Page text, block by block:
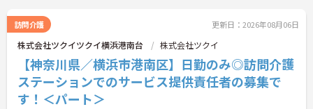
訪問介護 更新日：2026年08月06日
株式会社ツクイツクイ横浜港南台 株式会社ツクイ
【神奈川県／横浜市港南区】日勤のみ◎訪問介護
ステーションでのサービス提供責任者の募集で
す！＜パート＞